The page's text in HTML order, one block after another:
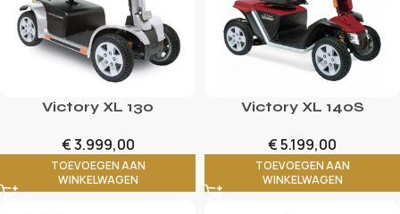
Victory XL 130
€3.999,00
TOEVOEGEN AAN
WINKELWAGEN
Victory XL 140S
€5.199,00
TOEVOEGEN AAN
WINKELWAGEN